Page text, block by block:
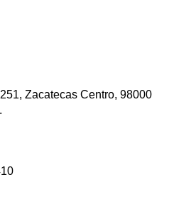
Zacatecas Centro, 98000